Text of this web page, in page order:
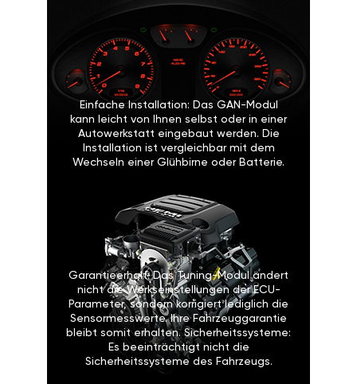
Einfache Installation: Das GAN-Modul
kann leicht von Ihnen selbst oder in einer
Autowerkstatt eingebaut werden. Die
Installation ist vergleichbar mit dem
Wechseln einer Glühbirne oder Batterie.
Garantieerhalt: Das Tuning-Modul ändert
nicht die Werkseinstellungen der ECU-
Parameter, sondern korrigiert lediglich die
Sensormesswerte. Ihre Fahrzeuggarantie
bleibt somit erhalten. Sicherheitssysteme:
Es beeinträchtigt nicht die
Sicherheitssysteme des Fahrzeugs.